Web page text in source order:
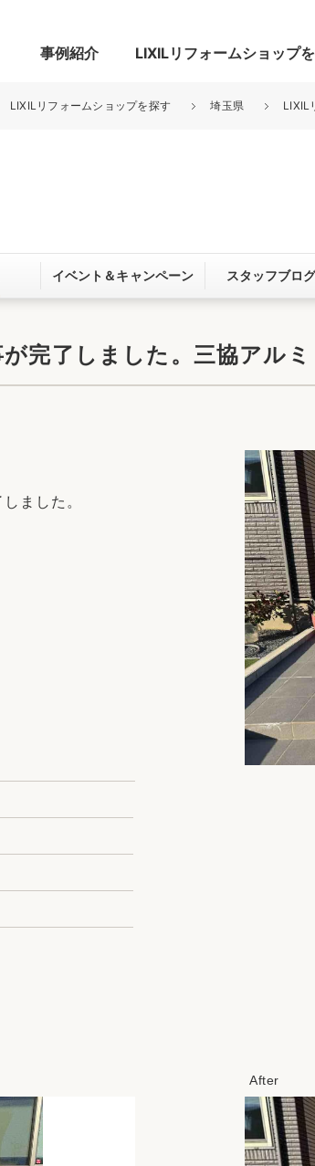
事例紹介
玄関まわり
ース カースペース
3Dシミュレーション
LIXILリフォームショップ
お客さま満足度アンケート
LIXILリフォームショップを探す 埼玉県 LIXIL
イベント＆キャンペーン スタッフブロ
完了しました。三協アル
ました。